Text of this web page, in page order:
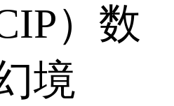
）数
境